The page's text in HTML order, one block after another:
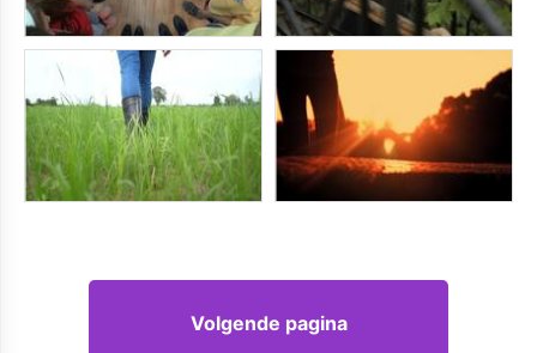
Volgende pagina